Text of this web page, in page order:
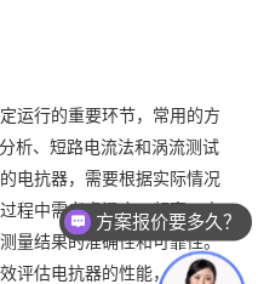
运行的重要环节，常用的方
析、短路电流法和涡流测试
电抗器，需要根据实际情况
程中需考虑温度、频率、电
量结果的准确性和可靠性。
评估电抗器的性能，为电力
方案报价要多久？